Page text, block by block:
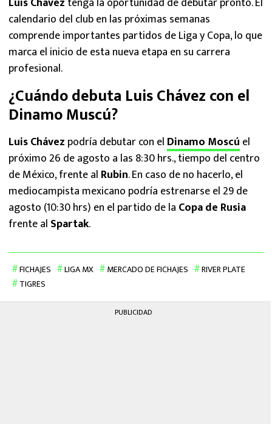
calendario del club en las próximas semanas
comprende importantes partidos de Liga y Copa, lo que
marca el inicio de esta nueva etapa en su carrera
profesional.
¿Cuándo debuta Luis Chávez con el
Dinamo Muscú?
Luis Chávez podría debutar con el Dinamo Moscú el
próximo 26 de agosto a las 8:30 hrs., tiempo del centro
de México, frente al Rubin. En caso de no hacerlo, el
mediocampista mexicano podría estrenarse el 29 de
agosto (10:30 hrs) en el partido de la Copa de Rusia
frente al Spartak.
FICHAJES LIGA MX MERCADO DE FICHAJES
RIVER PLATE
TIGRES
PUBLICIDAD